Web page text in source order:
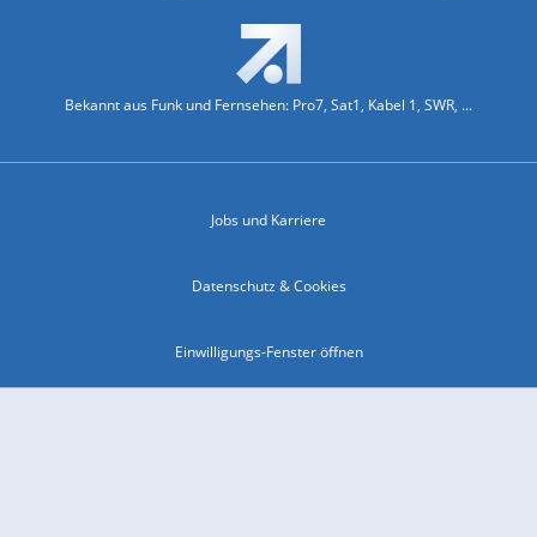
Bekannt aus Funk und Fernsehen: Pro7, Sat1, Kabel 1, SWR, ...
Jobs und Karriere
Datenschutz & Cookies
Einwilligungs-Fenster öffnen